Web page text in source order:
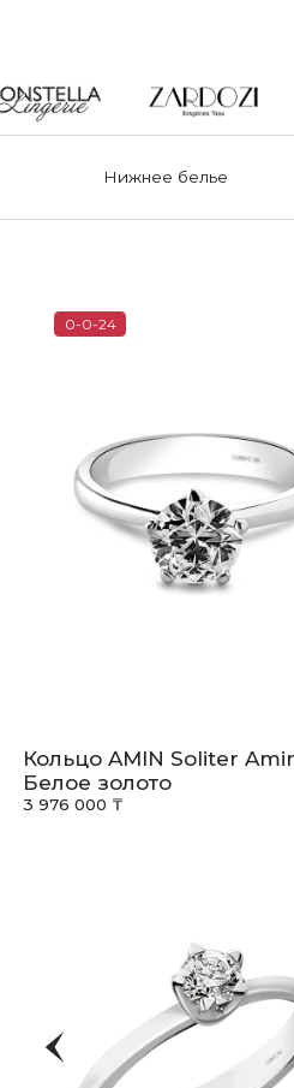
Нижнее белье
0-0-24
Кольцо AMIN Soliter
Белое золото
3 976 000 ₸